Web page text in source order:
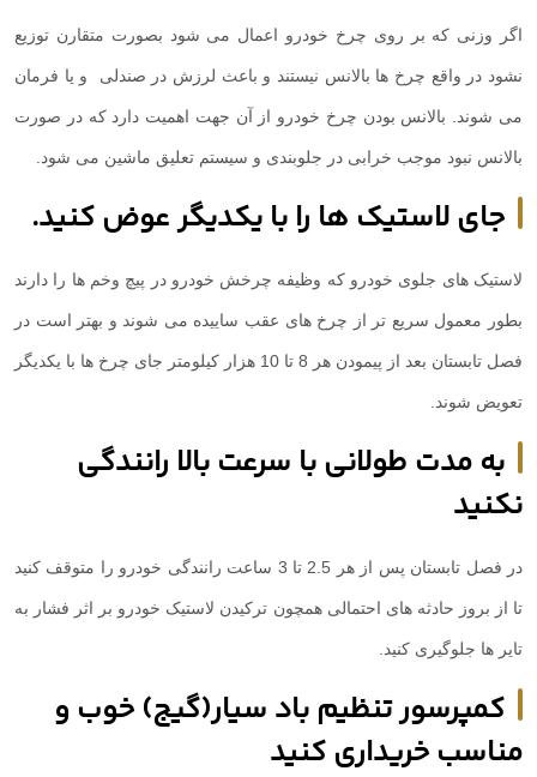
اگر وزنی که بر روی چرخ خودرو اعمال می شود بصورت متقارن توزیع
نشود در واقع چرخ ها بالانس نیستند و باعث لرزش در صندلی و یا فرمان
می شوند. بالانس بودن چرخ خودرو از آن جهت اهمیت دارد که در صورت
بالانس نبود موجب خرابی در جلوبندی و سیستم تعلیق ماشین می شود.
جای لاستیک ها را با یکدیگر عوض کنید.
لاستیک های جلوی خودرو که وظیفه چرخش خودرو در پیچ وخم ها را دارند
بطور معمول سریع تر از چرخ های عقب ساییده می شوند و بهتر است در
فصل تابستان بعد از پیمودن هر 8 تا 10 هزار کیلومتر جای چرخ ها با یکدیگر
تعویض شوند.
به مدت طولانی با سرعت بالا رانندگی
نکنید
در فصل تابستان پس از هر 2.5 تا 3 ساعت رانندگی خودرو را متوقف کنید
تا از بروز حادثه های احتمالی همچون ترکیدن لاستیک خودرو بر اثر فشار به
تایر ها جلوگیری کنید.
کمپرسور تنظیم باد سیار(گیج) خوب و
مناسب خریداری کنید